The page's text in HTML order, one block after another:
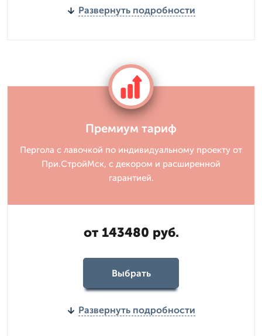
Развернуть подробности
Премиум тариф
Пергола с лавочкой по индивидуальному проекту от
При.СтройМск, с декором и расширенной
гарантией.
от 143480 руб.
Выбрать
Развернуть подробности